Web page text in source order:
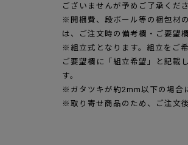
ございませんが予めご了承くださ
※開梱費、段ボール等の梱包材
は、ご注文時の備考欄・ご要望
※組立式となります。組立をご
ご要望欄に「組立希望」と記載
す。
※ガタツキが約2mm以下の場合
※取り寄せ商品のため、ご注文